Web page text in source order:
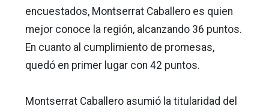
encuestados, Montserrat Caballero es quien
mejor conoce la región, alcanzando 36 puntos.
En cuanto al cumplimiento de promesas,
quedó en primer lugar con 42 puntos.
Montserrat Caballero asumió la titularidad del